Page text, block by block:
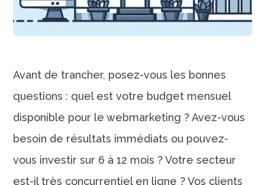
Avant de trancher, posez-vous les bonnes
questions : quel est votre budget mensuel
disponible pour le webmarketing ? Avez-vous
besoin de résultats immédiats ou pouvez-
vous investir sur 6 à 12 mois ? Votre secteur
est-il très concurrentiel en ligne ? Vos clients